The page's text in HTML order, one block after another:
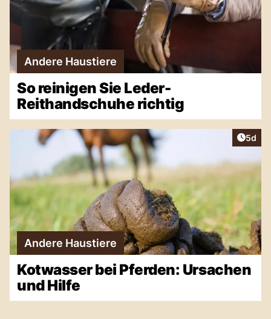
Andere Haustiere
So reinigen Sie Leder-
Reithandschuhe richtig
5d
Andere Haustiere
Kotwasser bei Pferden: Ursachen
und Hilfe